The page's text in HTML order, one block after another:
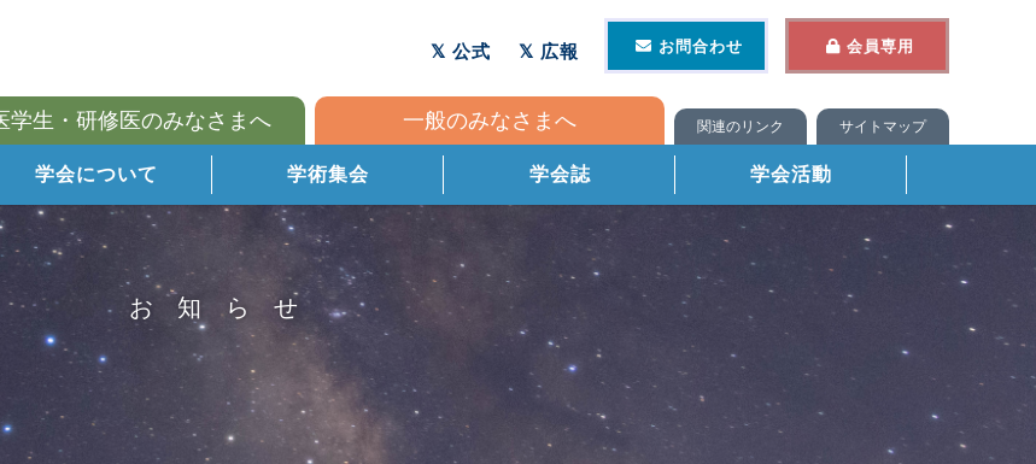
公式 広報 お問合わせ 会員専用
学生・研修医のみなさまへ 一般のみなさまへ 関連のリンク サイトマップ
学会について 学術集会 学会誌 学会活動
お知らせ